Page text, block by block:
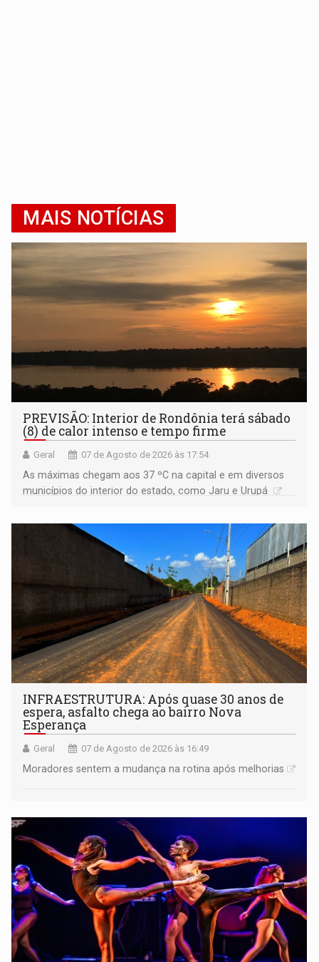
MAIS NOTÍCIAS
PREVISÃO: Interior de Rondônia terá sábado
(8) de calor intenso e tempo firme
Geral 07 de Agosto de 2026 às 17:54
As máximas chegam aos 37 ºC na capital e em diversos
municípios do interior do estado, como Jaru e Urupá
INFRAESTRUTURA: Após quase 30 anos de
espera, asfalto chega ao bairro Nova
Esperança
Geral 07 de Agosto de 2026 às 16:49
Moradores sentem a mudança na rotina após melhorias